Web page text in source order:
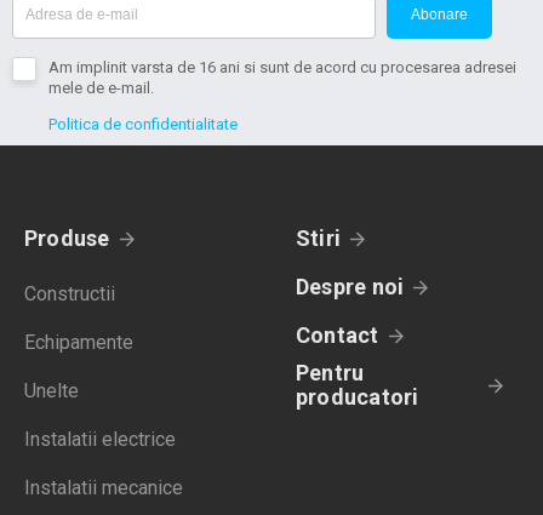
Abonare
Am implinit varsta de 16 ani si sunt de acord cu procesarea adresei
mele de e-mail.
Politica de confidentialitate
Produse
Constructii
Echipamente
Unelte
Instalatii electrice
Instalatii mecanice
Stiri
Despre noi
Contact
Pentru
producatori